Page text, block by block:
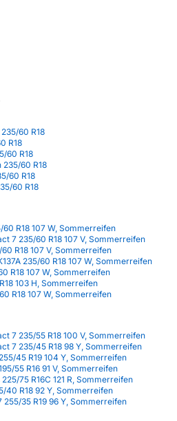
60 R18
R18
60 R18
60 R18
60 R18
60 R18
R18 107 W, Sommerreifen
7 235/60 R18 107 V, Sommerreifen
R18 107 V, Sommerreifen
235/60 R18 107 W, Sommerreifen
R18 107 W, Sommerreifen
103 H, Sommerreifen
R18 107 W, Sommerreifen
7 235/55 R18 100 V, Sommerreifen
7 235/45 R18 98 Y, Sommerreifen
45 R19 104 Y, Sommerreifen
55 R16 91 V, Sommerreifen
75 R16C 121 R, Sommerreifen
40 R18 92 Y, Sommerreifen
35 R19 96 Y, Sommerreifen